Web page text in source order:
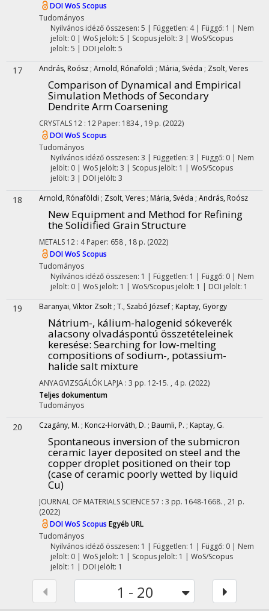
DOIWoS Scopus
Tudományos
Nyilvános idéző összesen: 5 | Független: 4 | Függő: 1 | Nem
jelölt: 0 | WoS jelölt: 5 | Scopus jelölt: 3 | WoS/Scopus
jelölt: 5 | DOI jelölt: 5
17 András, Roósz ; Arnold, Rónaföldi ; Mária, Svéda ; Zsolt, Veres
Comparison of Dynamical and Empirical
Simulation Methods of Secondary
Dendrite Arm Coarsening
CRYSTALS 12 : 12 Paper: 1834 , 19 p. (2022)
DOIWoS Scopus
Tudományos
Nyilvános idéző összesen: 3 | Független: 3 | Függő: 0 | Nem
jelölt: 0 | WoS jelölt: 3 | Scopus jelölt: 1 | WoS/Scopus
jelölt: 3 | DOI jelölt: 3
18 Arnold, Rónaföldi ; Zsolt, Veres ; Mária, Svéda ; András, Roósz
New Equipment and Method for Refining
the Solidified Grain Structure
METALS 12 : 4 Paper: 658 , 18 p. (2022)
DOIWoS Scopus
Tudományos
Nyilvános idéző összesen: 1 | Független: 1 | Függő: 0 | Nem
jelölt: 0 | WoS jelölt: 1 | WoS/Scopus jelölt: 1 | DOI jelölt: 1
19 Baranyai, Viktor Zsolt ; T., Szabó József ; Kaptay, György
Nátrium-, kálium-halogenid sókeverék
alacsony olvadáspontú összetételeinek
keresése: Searching for low-melting
compositions of sodium-, potassium-
halide salt mixture
ANYAGVIZSGÁLÓK LAPJA : 3 pp. 12-15. , 4 p. (2022)
Teljes dokumentum
Tudományos
20 Czagány, M. ; Koncz-Horváth, D. ; Baumli, P. ; Kaptay, G.
Spontaneous inversion of the submicron
ceramic layer deposited on steel and the
copper droplet positioned on their top
(case of ceramic poorly wetted by liquid
Cu)
JOURNAL OF MATERIALS SCIENCE57 : 3 pp. 1648-1668. , 21 p.
(2022)
DOIWoS Scopus Egyéb URL
Tudományos
Nyilvános idéző összesen: 1 | Független: 1 | Függő: 0 | Nem
jelölt: 0 | WoS jelölt: 1 | Scopus jelölt: 1 | WoS/Scopus
jelölt: 1 | DOI jelölt: 1
1 - 20